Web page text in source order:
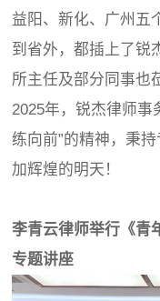
益阳、新化、广州五
到省外，都插上了锐
所主任及部分同事也
2025年，锐杰律师事
练向前”的精神，秉
加辉煌的明天！
李青云律师举行《青
专题讲座